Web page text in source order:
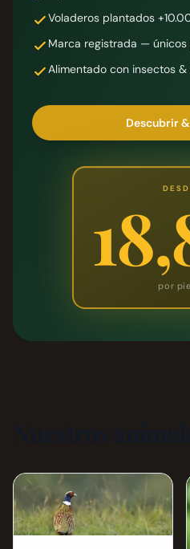
Voladeros plantados
Marca registrada —
Alimentado con insectos
Descubrir
por